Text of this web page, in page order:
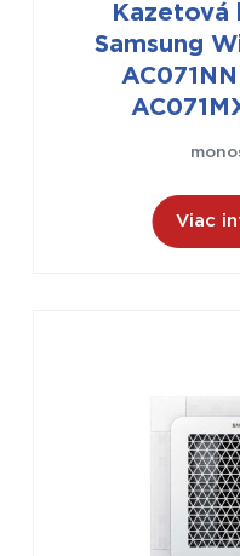
Kazetová
Samsung
Viac